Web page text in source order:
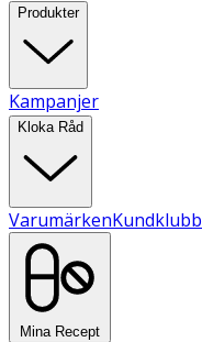
Produkter
Kampanjer
Kloka Råd
VarumärkenKundklubb
Mina Recept